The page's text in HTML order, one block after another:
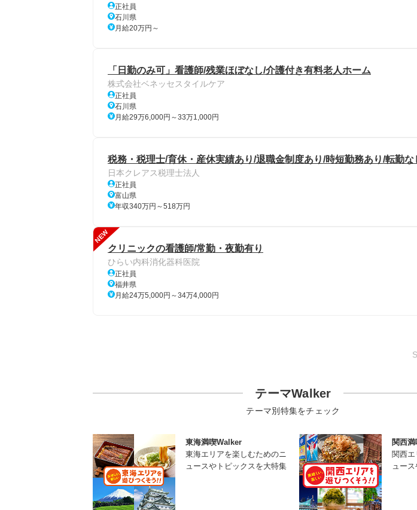
正社員
石川県
月給20万円～
「日勤のみ可」看護師/残業ほぼなし/介護付き有料老人ホーム
株式会社ベネッセスタイルケア
正社員
石川県
月給29万6,000円～33万1,000円
税務・税理士/育休・産休実績あり/退職金制度あり/時短勤務あり/転勤な
日本クレアス税理士法人
正社員
富山県
年収340万円～518万円
NEW
クリニックの看護師/常勤・夜勤有り
ひらい内科消化器科医院
正社員
福井県
月給24万5,000円～34万4,000円
テーマWalker
テーマ別特集をチェック
東海満喫Walker
東海エリアを楽しむためのニ
ュースやトピックスを大特集
関西
関西
ュー